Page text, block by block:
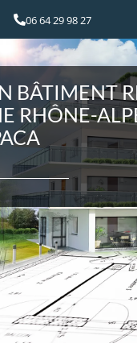
06 64 29 98 27
BÂTIMENT
RHÔNE-